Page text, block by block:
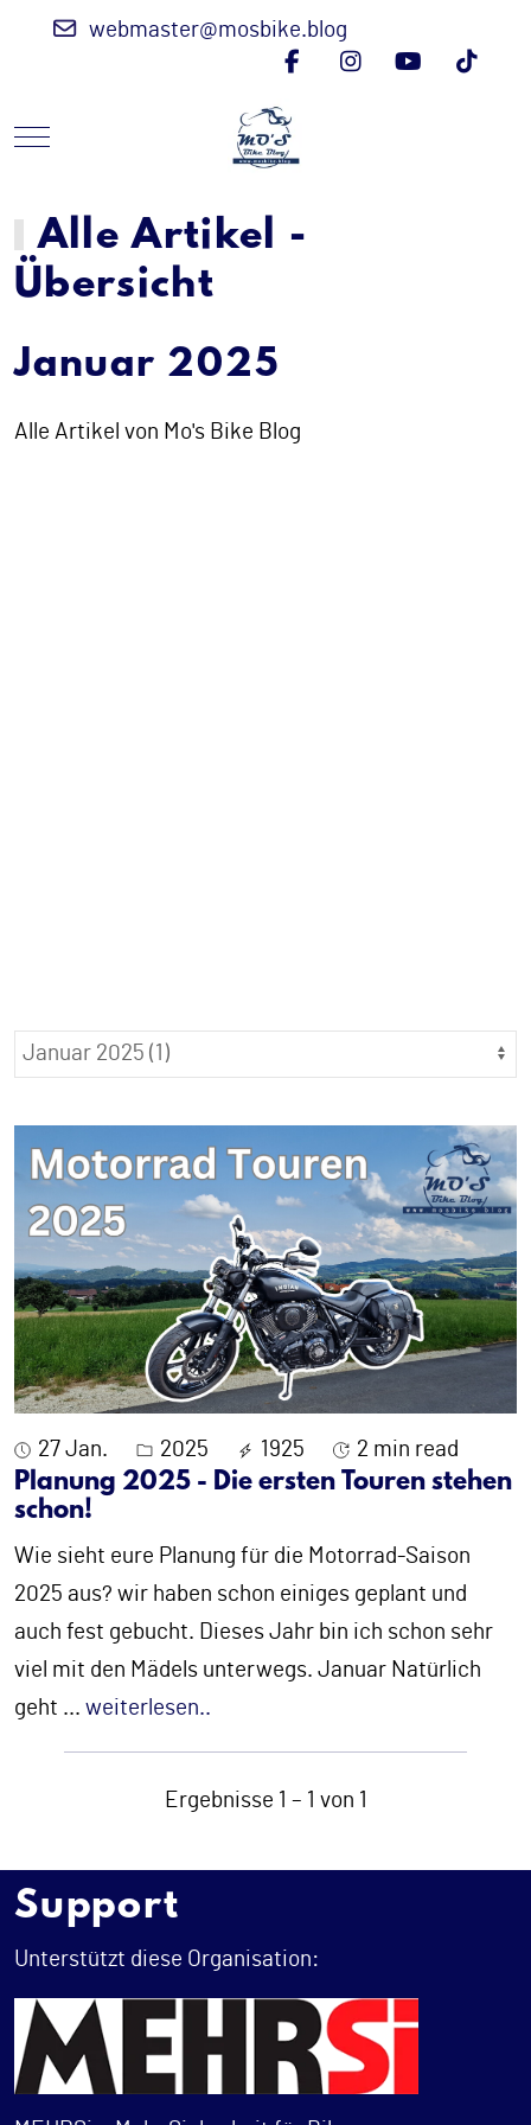
webmaster@mosbike.blog
Mobile Menu Toggle
Alle Artikel -
Übersicht
Januar 2025
Alle Artikel von Mo's Bike Blog
27 Jan. 2025 1925 2 min read
Planung 2025 - Die ersten Touren stehen
schon!
Wie sieht eure Planung für die Motorrad-Saison
2025 aus? wir haben schon einiges geplant und
auch fest gebucht. Dieses Jahr bin ich schon sehr
viel mit den Mädels unterwegs. Januar Natürlich
geht ... weiterlesen..
Ergebnisse 1 – 1 von 1
Support
Unterstützt diese Organisation: